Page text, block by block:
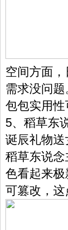
空间方面
需求没问
包包实用性
5、稻草东
诞辰礼物
稻草东说
色看起来
可篡改，